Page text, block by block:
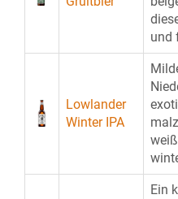
und
Lowlander
Winter IPA
Ein